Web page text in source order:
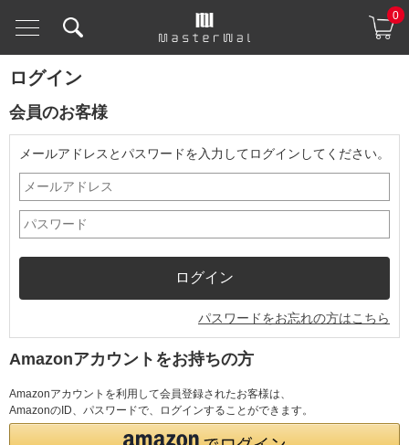
0
ログイン
会員のお客様
メールアドレスとパスワードを入力してログインしてください。
パスワードをお忘れの方はこちら
Amazonアカウントをお持ちの方
Amazonアカウントを利用して会員登録されたお客様は、
AmazonのID、パスワードで、ログインすることができます。